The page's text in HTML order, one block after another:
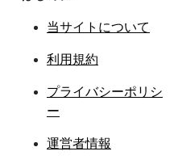
当サイトについて
利用規約
プライバシーポリシ
ー
運営者情報